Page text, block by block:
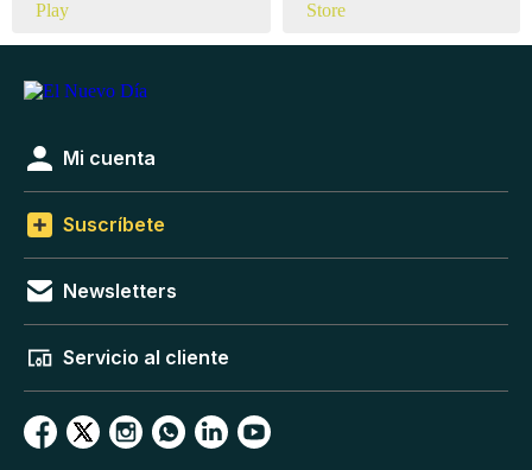
Mi cuenta
Suscríbete
Newsletters
Servicio al cliente